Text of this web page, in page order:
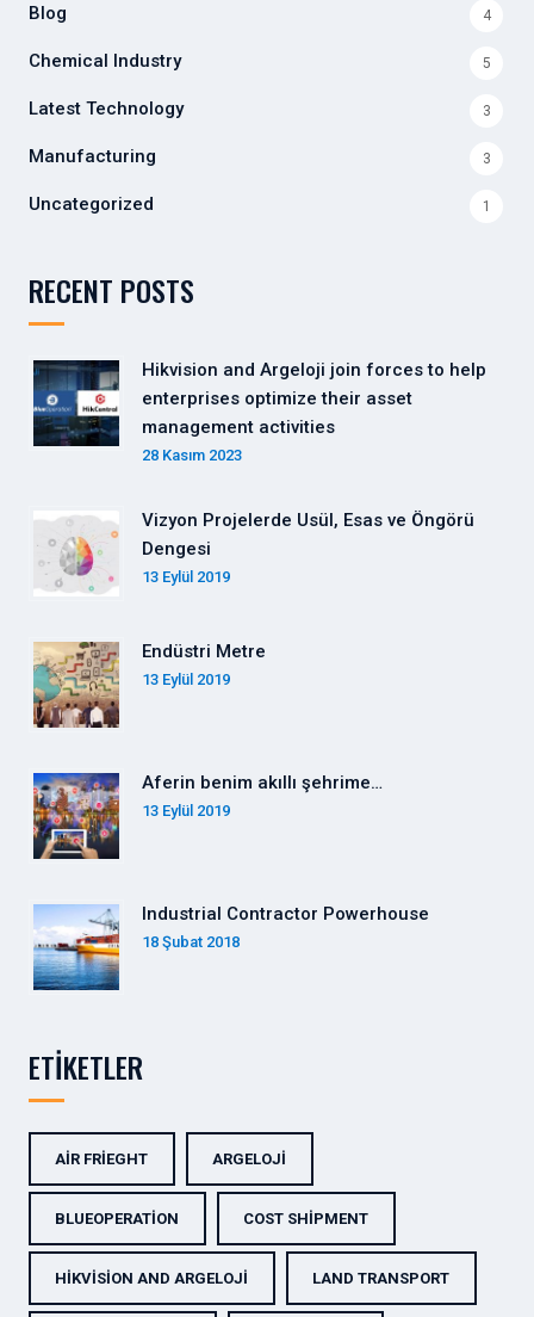
Blog 4
Chemical Industry 5
Latest Technology 3
Manufacturing 3
Uncategorized 1
RECENT POSTS
Hikvision and Argeloji join forces to help
enterprises optimize their asset
management activities
28 Kasım 2023
Vizyon Projelerde Usül, Esas ve Öngörü
Dengesi
13 Eylül 2019
Endüstri Metre
13 Eylül 2019
Aferin benim akıllı şehrime…
13 Eylül 2019
Industrial Contractor Powerhouse
18 Şubat 2018
ETIKETLER
AIR FRIEGHT ARGELOJI
BLUEOPERATION COST SHIPMENT
HIKVISION AND ARGELOJI LAND TRANSPORT